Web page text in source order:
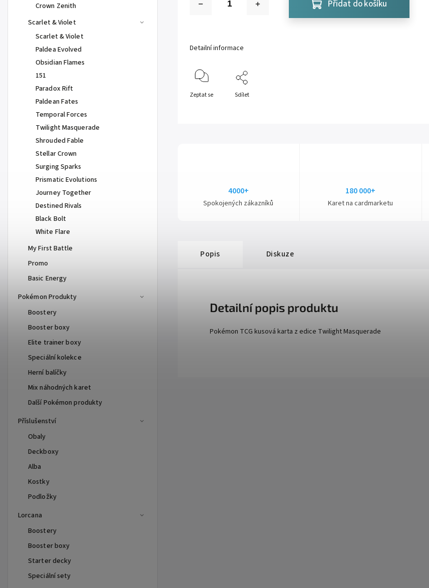
Crown Zenith
Scarlet & Violet
Scarlet & Violet
Paldea Evolved
Obsidian Flames
151
Paradox Rift
Paldean Fates
Temporal Forces
Twilight Masquerade
Shrouded Fable
Stellar Crown
Surging Sparks
Prismatic Evolutions
Journey Together
Destined Rivals
Black Bolt
White Flare
My First Battle
Promo
Basic Energy
Pokémon Produkty
Boostery
Booster boxy
Elite trainer boxy
Speciální kolekce
Herní balíčky
Mix náhodných karet
Další Pokémon produkty
Příslušenství
Obaly
Deckboxy
Alba
Kostky
Podložky
Lorcana
Boostery
Booster boxy
Starter decky
Speciální sety
Přidat do košíku
Detailní informace
Zeptat se Sdílet
4000+
Spokojených zákazníků
180 000+
Karet na cardmarketu
Popis Diskuze
Detailní popis produktu
Pokémon TCG kusová karta z edice Twilight Masquerade